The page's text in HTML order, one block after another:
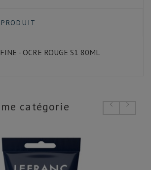
- OCRE ROUGE S1 80ML
catégorie